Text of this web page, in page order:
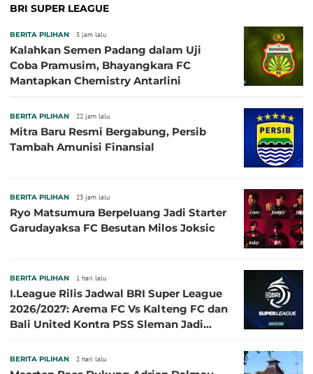
BRI SUPER LEAGUE
BERITA PILIHAN 5 jam lalu
Kalahkan Semen Padang dalam Uji
Coba Pramusim, Bhayangkara FC
Mantapkan Chemistry Antarlini
BERITA PILIHAN 22 jam lalu
Mitra Baru Resmi Bergabung, Persib
Tambah Amunisi Finansial
BERITA PILIHAN 23 jam lalu
Ryo Matsumura Berpeluang Jadi Starter
Garudayaksa FC Besutan Milos Joksic
BERITA PILIHAN 1 hari lalu
I.League Rilis Jadwal BRI Super League
2026/2027: Arema FC Vs Kalteng FC dan
Bali United Kontra PSS Sleman Jadi
BERITA PILIHAN 2 hari lalu